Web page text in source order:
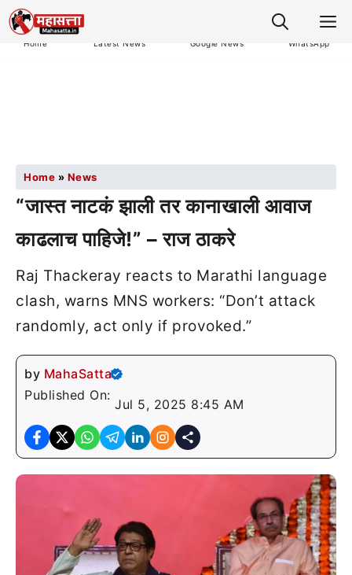
Home Latest News Google News WhatsApp
Home » News
“जास्त नाटकं झाली तर कानाखाली आवाज
काढलाच पाहिजे!” – राज ठाकरे
Raj Thackeray reacts to Marathi language
clash, warns MNS workers: “Don’t attack
randomly, act only if provoked.”
by MahaSatta
Published On:
Jul 5, 2025 8:45 AM